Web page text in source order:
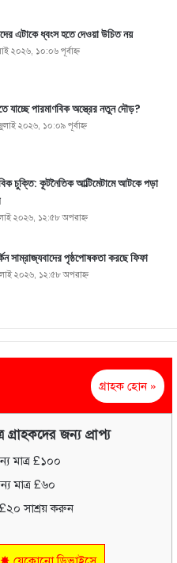
এটাকে ধ্বংস হতে দেওয়া উচিত নয়
২০২৬, ১০:০৬ পূর্বাহ্ণ
যাচ্ছে পারমাণবিক অস্ত্রের নতুন দৌড়?
২০২৬, ১০:০৯ পূর্বাহ্ণ
চুক্তি: কূটনৈতিক আল্টিমেটামে আটকে পড়া
২০২৬, ১২:৫৮ অপরাহ্ণ
সাম্রাজ্যবাদের পৃষ্ঠপোষকতা করছে ফিফা
২০২৬, ১২:৫৮ অপরাহ্ণ
গ্রাহক হোন »
গ্রাহকদের জন্য প্রাপ্য
মাত্র £১০০
মাত্র £৬০
£২০ সাশ্রয় করুন